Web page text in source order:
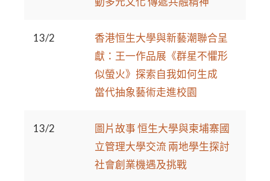
13/2
香港恒生大學與新藝潮聯合呈
獻：王一作品展《群星不懼形
似螢火》探索自我如何生成
當代抽象藝術走進校園
13/2
圖片故事 恒生大學與柬埔寨國
立管理大學交流 兩地學生探討
社會創業機遇及挑戰